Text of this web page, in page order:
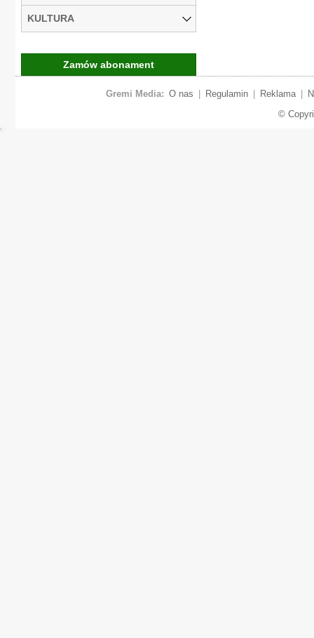
KULTURA
Zamów abonament
Gremi Media: O nas Regulamin Reklama
©